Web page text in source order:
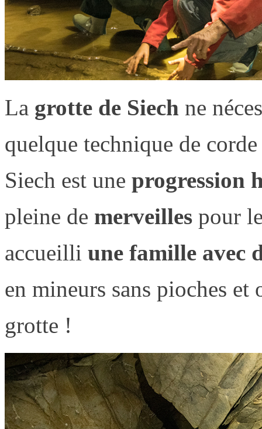
La grotte de Siech ne
quelque technique de
Siech est une progression
pleine de merveilles pour
accueilli une famille avec
en mineurs sans pioches
grotte !